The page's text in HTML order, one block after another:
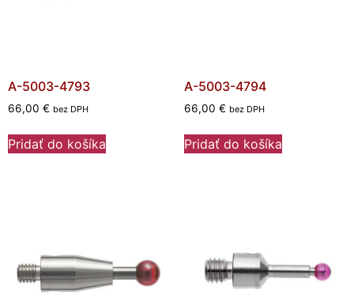
A-5003-4793
66,00 € bez DPH
Pridať do košíka
A-5003-4794
66,00 € bez DPH
Pridať do košíka